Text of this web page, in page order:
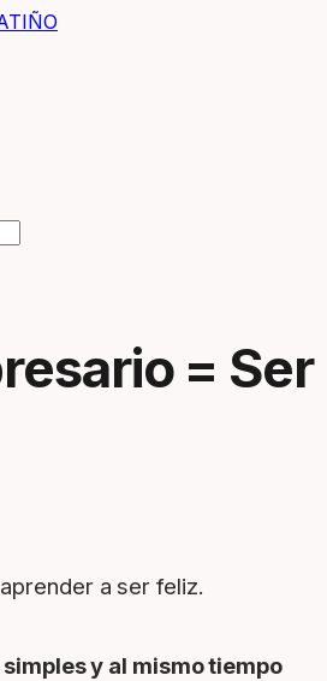
= Ser
a ser feliz.
y al mismo tiempo